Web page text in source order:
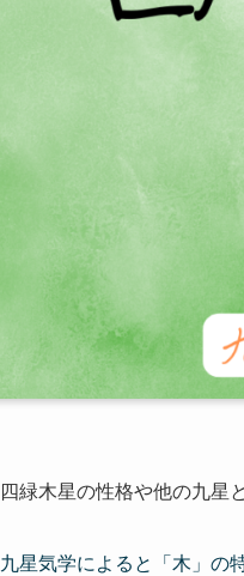
四緑木星の性格や他の九星
九星気学によると「木」の